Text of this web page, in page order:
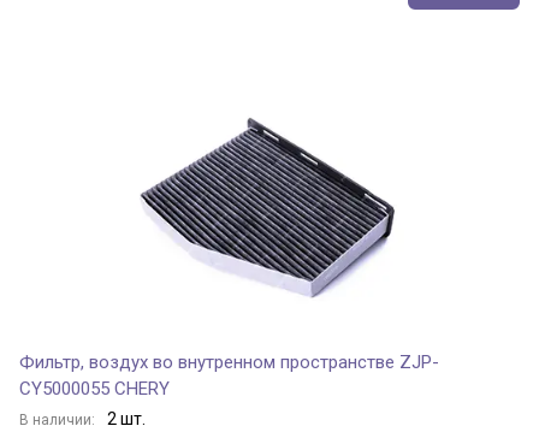
Фильтр, воздух во внутренном пространстве ZJP-
CY5000055 CHERY
В наличии: 2 шт.